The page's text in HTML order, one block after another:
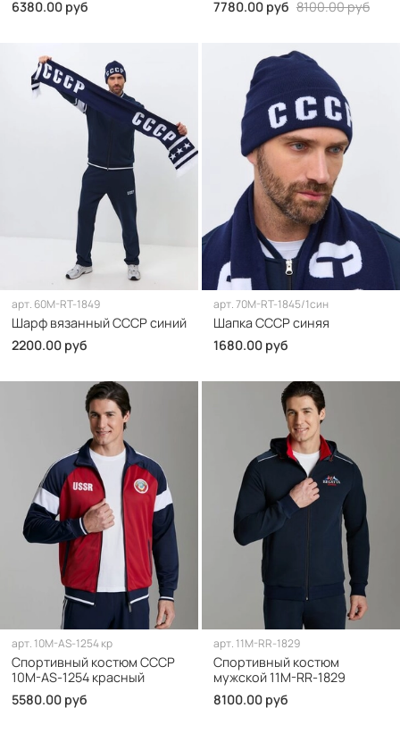
6380.00 руб
7780.00 руб 8100.00 руб
арт. 60M-RT-1849
Шарф вязанный СССР синий
2200.00 руб
арт.70M-RT-1845/1син
Шапка СССР синяя
1680.00 руб
арт. 10M-AS-1254 кр
Спортивный костюм СССР
10M-AS-1254 красный
5580.00 руб
арт. 11M-RR-1829
Спортивный костюм
мужской 11M-RR-1829
8100.00 руб